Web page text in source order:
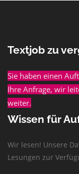
Textjob zu
Sie haben einen
Ihre Anfrage, wir
weiter.
Wissen für
Wir lesen! Unsere
Lesungen zur